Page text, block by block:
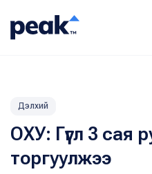
Дэлхий
ОХУ: Гүүгл 3 сая
торгуулжээ